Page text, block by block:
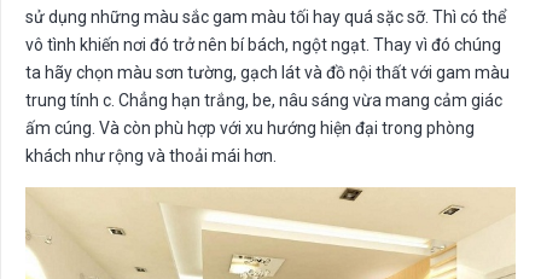
sử dụng những màu sắc gam màu tối hay quá sặc sỡ. Thì có thể
vô tình khiến nơi đó trở nên bí bách, ngột ngạt. Thay vì đó chúng
ta hãy chọn màu sơn tường, gạch lát và đồ nội thất với gam màu
trung tính c. Chẳng hạn trắng, be, nâu sáng vừa mang cảm giác
ấm cúng. Và còn phù hợp với xu hướng hiện đại trong phòng
khách như rộng và thoải mái hơn.